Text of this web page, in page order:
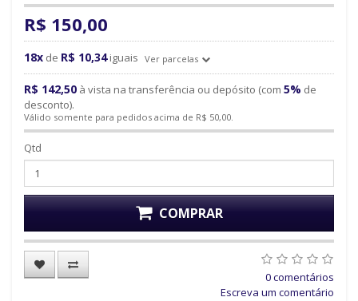
R$ 150,00
18x de R$ 10,34 iguais Ver parcelas
R$ 142,50 à vista na transferência ou depósito (com 5% de
desconto).
Válido somente para pedidos acima de R$ 50,00.
Qtd
COMPRAR
0 comentários
Escreva um comentário